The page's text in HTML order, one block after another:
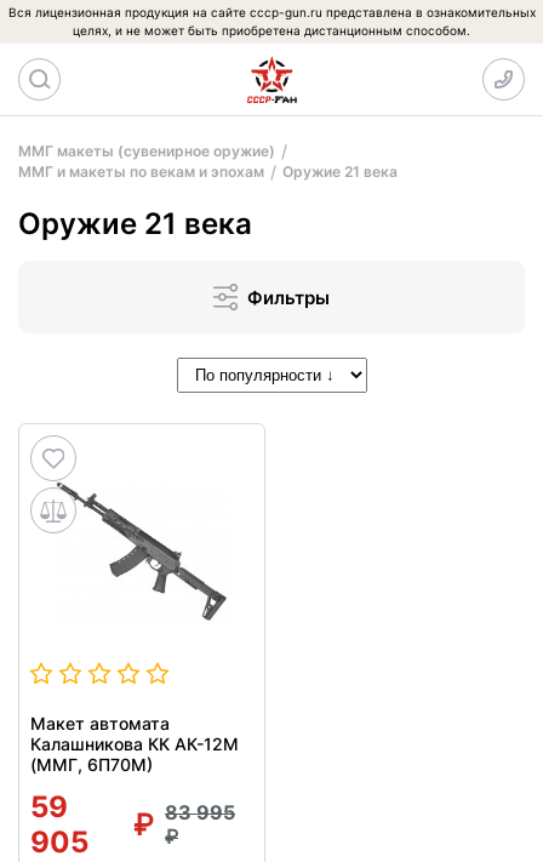
Вся лицензионная продукция на сайте cccp-gun.ru представлена в ознакомительных
целях, и не может быть приобретена дистанционным способом.
ММГ макеты (сувенирное оружие)
ММГ и макеты по векам и эпохам
Оружие 21 века
Оружие 21 века
Фильтры
Макет автомата
Калашникова КК АК-12М
(ММГ, 6П70М)
59
905
83 995